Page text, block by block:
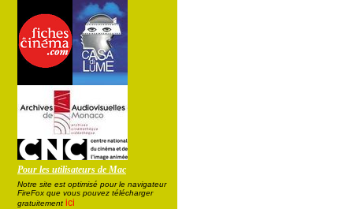
Pour les utilisateurs de Mac
Notre site est optimisé pour le navigateur
FireFox que vous pouvez télécharger
gratuitement ici